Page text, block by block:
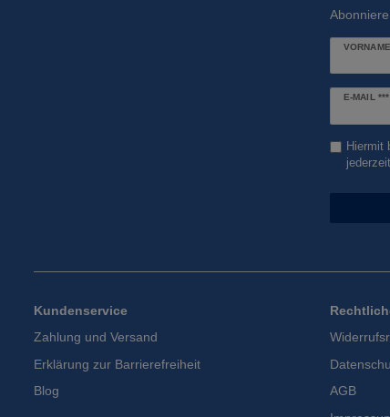
VORNAME
E-MAIL ***
Newsletter
Hiermit
Kundenservice
Zahlung und Versand
Erklärung zur Barrierefreiheit
Blog
AGB